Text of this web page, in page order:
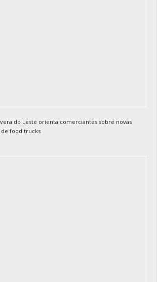
do Leste orienta comerciantes sobre novas
de food trucks